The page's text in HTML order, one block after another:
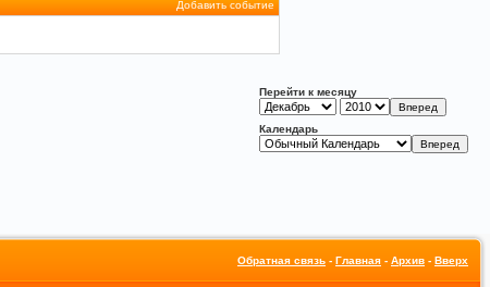
Добавить событие
Перейти к месяцу
Календарь
Обратная связь - Главная - Архив - Вверх